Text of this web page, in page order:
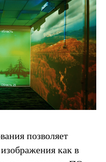
позволяет
как в